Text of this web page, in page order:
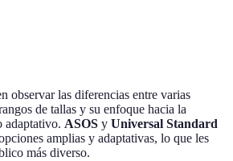
observar las diferencias entre varias
de tallas y su enfoque hacia la
adaptativo. ASOS y Universal Standard
amplias y adaptativas, lo que les
más diverso.